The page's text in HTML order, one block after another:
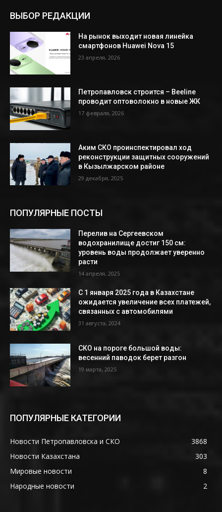
ВЫБОР РЕДАКЦИИ
На рынок выходит новая линейка
смартфонов Huawei Nova 15
23 апреля, 2026
Петропавловск строится – Beeline
проводит оптоволокно в новые ЖК
17 февраля, 2026
Аким СКО проинспектировал ход
реконструкции защитных сооружений
в Кызылжарском районе
29 декабря, 2025
ПОПУЛЯРНЫЕ ПОСТЫ
Перелив на Сергеевском
водохранилище достиг 150 см:
уровень воды продолжает уверенно
расти
14 апреля, 2025
С 1 января 2025 года в Казахстане
ожидается увеличение всех платежей,
связанных с автомобилями
31 августа, 2024
СКО на пороге большой воды:
весенний паводок берет разгон
19 марта, 2025
ПОПУЛЯРНЫЕ КАТЕГОРИИ
Новости Петропавловска и СКО
3868
Новости Казахстана
303
Мировые новости
8
Народные новости
2